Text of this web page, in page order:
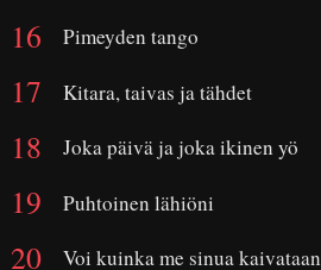
Pimeyden tango
Kitara, taivas ja tähdet
Joka päivä ja joka ikinen yö
Puhtoinen lähiöni
Voi kuinka me sinua kaivataan